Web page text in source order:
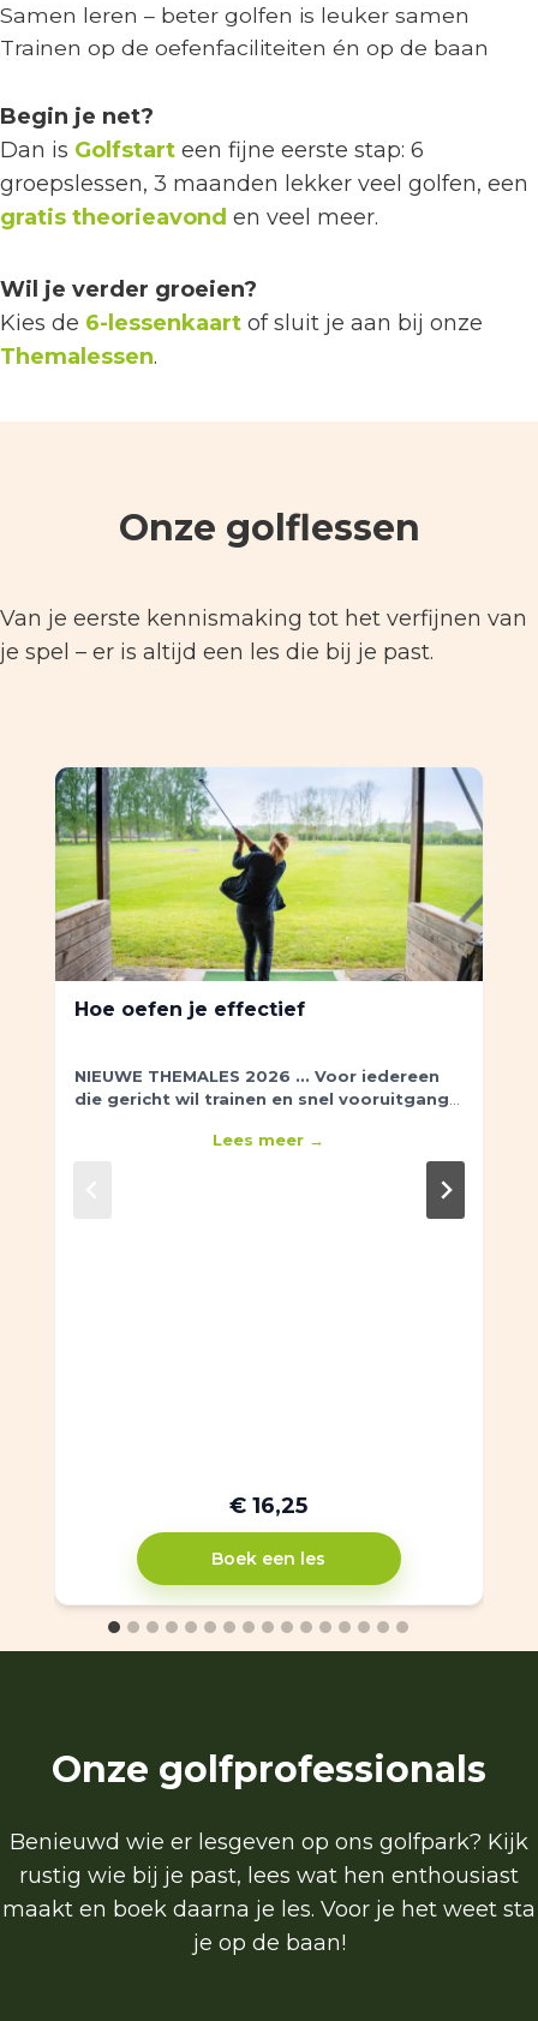
Samen leren – beter golfen is leuker samen
Trainen op de oefenfaciliteiten én op de baan
Begin je net?
Dan is Golfstart een fijne eerste stap: 6
groepslessen, 3 maanden lekker veel golfen, een
gratis theorieavond en veel meer.
Wil je verder groeien?
Kies de 6-lessenkaart of sluit je aan bij onze
Themalessen.
Onze golflessen
Van je eerste kennismaking tot het verfijnen van
je spel – er is altijd een les die bij je past.
Hoe oefen je effectief
NIEUWE THEMALES 2026 ... Voor iedereen
die gericht wil trainen en snel vooruitgang
terugziet in de baan.Lees meer →
€ 16,25
Boek een les
Onze golfprofessionals
Benieuwd wie er lesgeven op ons golfpark? Kijk
rustig wie bij je past, lees wat hen enthousiast
maakt en boek daarna je les. Voor je het weet sta
je op de baan!